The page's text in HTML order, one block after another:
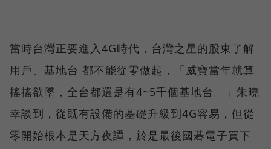
當時台灣正要進入4G時代，台灣之星的股東了解
用戶、基地台 都不能從零做起，「威寶當年就算
搖搖欲墜，全台都還是有4~5千個基地台。」朱曉
幸談到，從既有設備的基礎升級到4G容易，但從
零開始根本是天方夜譚，於是最後國碁電子買下